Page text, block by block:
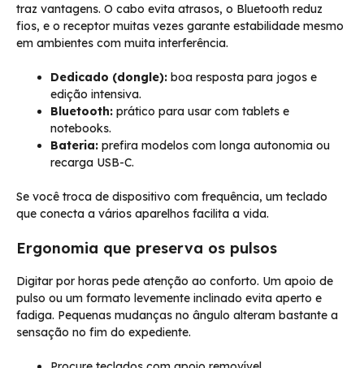
traz vantagens. O cabo evita atrasos, o Bluetooth reduz
fios, e o receptor muitas vezes garante estabilidade mesmo
em ambientes com muita interferência.
Dedicado (dongle): boa resposta para jogos e
edição intensiva.
Bluetooth: prático para usar com tablets e
notebooks.
Bateria: prefira modelos com longa autonomia ou
recarga USB-C.
Se você troca de dispositivo com frequência, um teclado
que conecta a vários aparelhos facilita a vida.
Ergonomia que preserva os pulsos
Digitar por horas pede atenção ao conforto. Um apoio de
pulso ou um formato levemente inclinado evita aperto e
fadiga. Pequenas mudanças no ângulo alteram bastante a
sensação no fim do expediente.